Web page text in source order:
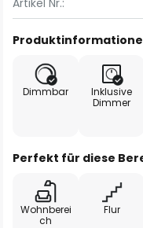
Artikel Nr.:
Dimmbar
Inklusive
Dimmer
Perfekt für diese
Wohnberei
ch
Flur